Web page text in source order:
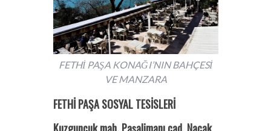
FETHİ PAŞA KONAĞI’NIN BAHÇESİ
VE MANZARA
FETHİ PAŞA SOSYAL TESİSLERİ